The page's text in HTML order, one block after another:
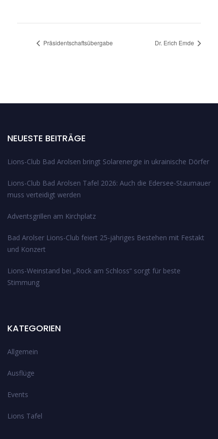
Präsidentschaftsübergabe Dr. Erich Emde
NEUESTE BEITRÄGE
Lions-Club Bad Arolsen bringt Solarenergie in ukrainische Dörfer
Lions-Club Bad Arolsen Tafel 2026: Auch die Edersee-Staumauer
muss verteidigt werden
Adventsgrillen am Kirchplatz
Bad Arolser Lions-Club feiert 25-jähriges Bestehen mit Festakt
und Konzert
Lions-Weinstand bei „Rock am Schloss“ sorgt für beste
Stimmung
KATEGORIEN
Allgemein
Ausflüge
Events
Lions Tafel